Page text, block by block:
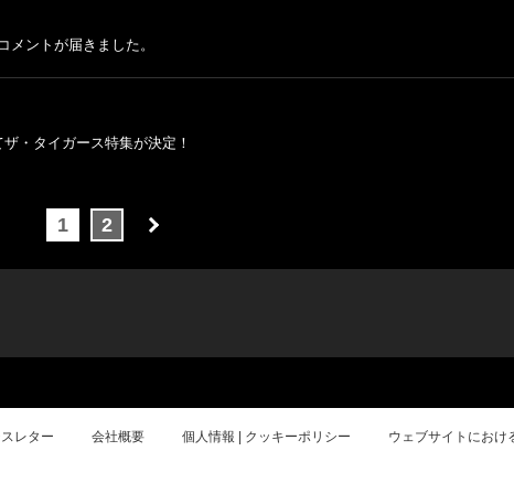
ントが届きました。
・タイガース特集が決定！
1 2
レター 会社概要 個人情報 | クッキーポリシー ウェブサイトにおけ